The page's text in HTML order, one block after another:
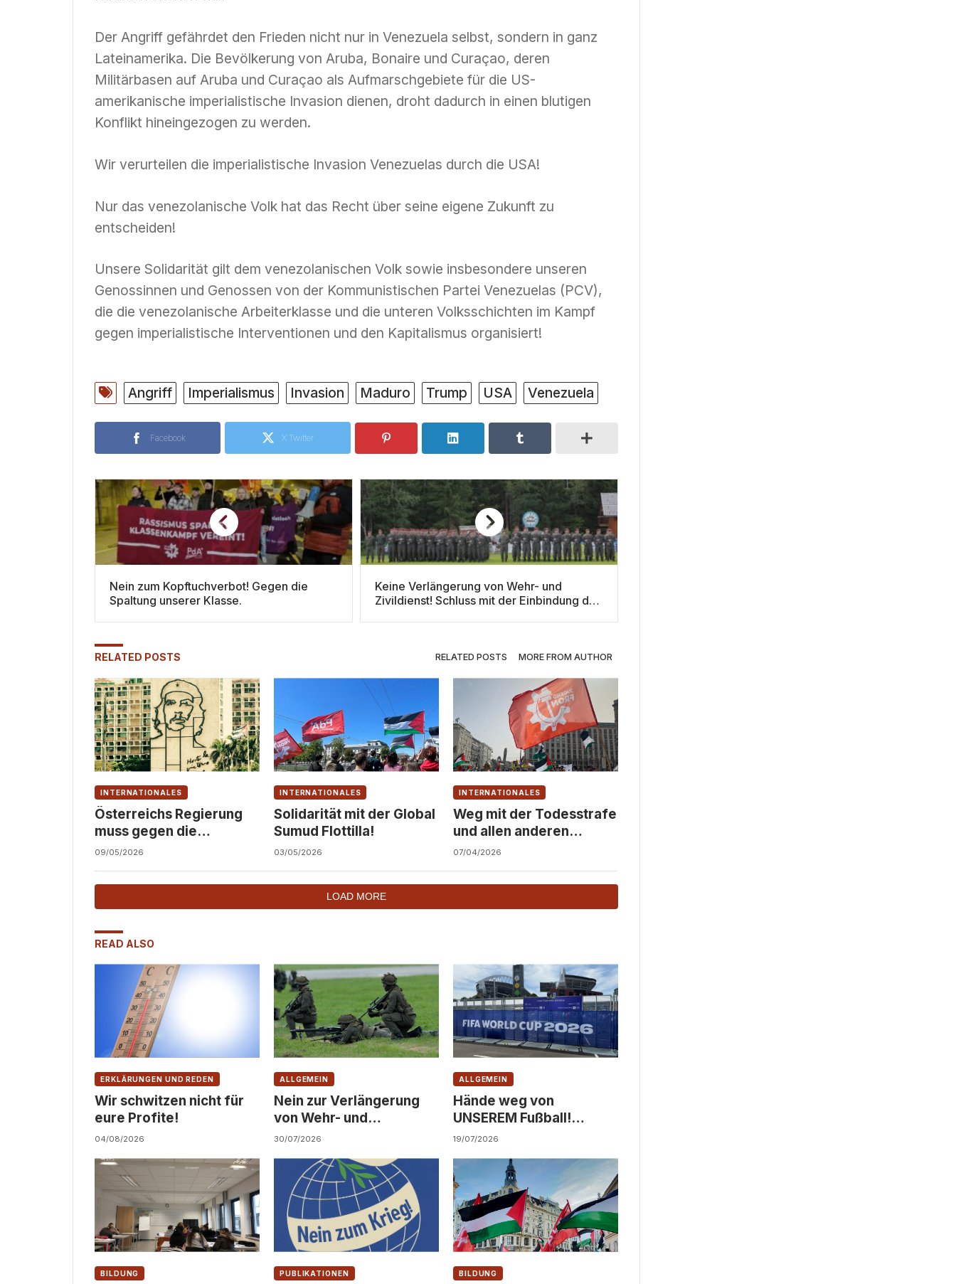
Der Angriff gefährdet den Frieden nicht nur in Venezuela selbst, sondern in ganz
Lateinamerika. Die Bevölkerung von Aruba, Bonaire und Curaçao, deren
Militärbasen auf Aruba und Curaçao als Aufmarschgebiete für die US-
amerikanische imperialistische Invasion dienen, droht dadurch in einen blutigen
Konflikt hineingezogen zu werden.
Wir verurteilen die imperialistische Invasion Venezuelas durch die USA!
Nur das venezolanische Volk hat das Recht über seine eigene Zukunft zu
entscheiden!
Unsere Solidarität gilt dem venezolanischen Volk sowie insbesondere unseren
Genossinnen und Genossen von der Kommunistischen Partei Venezuelas (PCV),
die die venezolanische Arbeiterklasse und die unteren Volksschichten im Kampf
gegen imperialistische Interventionen und den Kapitalismus organisiert!
Angriff Imperialismus Invasion Maduro Trump USA Venezuela
Facebook X Twitter
Nein zum Kopftuchverbot! Gegen die
Spaltung unserer Klasse.
Keine Verlängerung von Wehr- und
Zivildienst! Schluss mit der Einbindung des
RELATED POSTS RELATED POSTS MORE FROM AUTHOR
INTERNATIONALES
Österreichs Regierung
muss gegen die
Verschärfung der
protestieren
09/05/2026
INTERNATIONALES
Solidarität mit der Global
Sumud Flottilla!
03/05/2026
INTERNATIONALES
Weg mit der Todesstrafe
und allen anderen
Apartheid-Gesetzen!
07/04/2026
LOAD MORE
READ ALSO
ERKLÄRUNGEN UND REDEN
Wir schwitzen nicht für
eure Profite!
04/08/2026
ALLGEMEIN
Nein zur Verlängerung
von Wehr- und
Zivildienst!
30/07/2026
ALLGEMEIN
Hände weg von
UNSEREM Fußball!
Solidarität statt
19/07/2026
BILDUNG PUBLIKATIONEN BILDUNG